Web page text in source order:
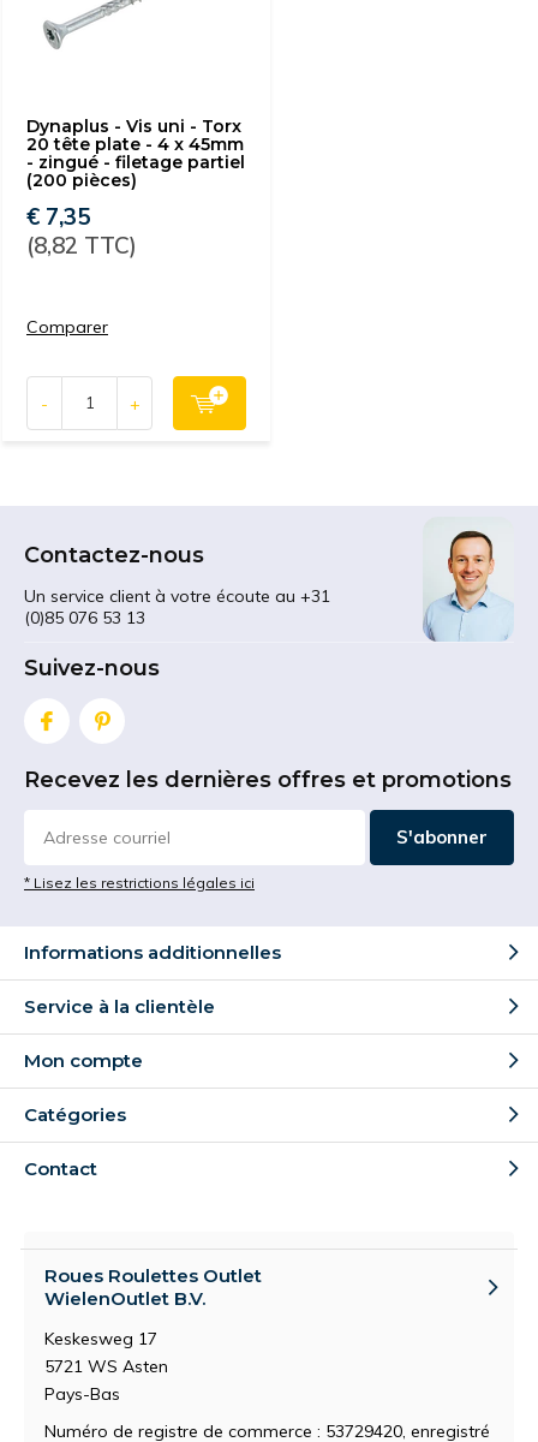
Dynaplus - Vis uni - Torx
20 tête plate - 4 x 45mm
- zingué - filetage partiel
(200 pièces)
€ 7,35
(8,82 TTC)
Comparer
- +
Contactez-nous
Un service client à votre écoute au +31
(0)85 076 53 13
Suivez-nous
Recevez les dernières offres et promotions
S'abonner
* Lisez les restrictions légales ici
Informations additionnelles
Service à la clientèle
Mon compte
Catégories
Contact
Roues Roulettes Outlet
WielenOutlet B.V.
Keskesweg 17
5721 WS Asten
Pays-Bas
Numéro de registre de commerce : 53729420, enregistré